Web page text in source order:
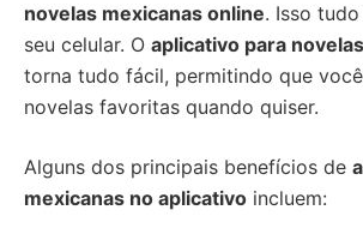
novelas mexicanas online. Isso
seu celular. O aplicativo para
torna tudo fácil, permitindo que
novelas favoritas quando quiser.
Alguns dos principais benefícios de
mexicanas no aplicativo incluem: